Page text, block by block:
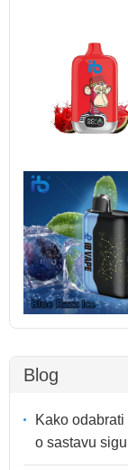
Blog
Kako
o sastavu